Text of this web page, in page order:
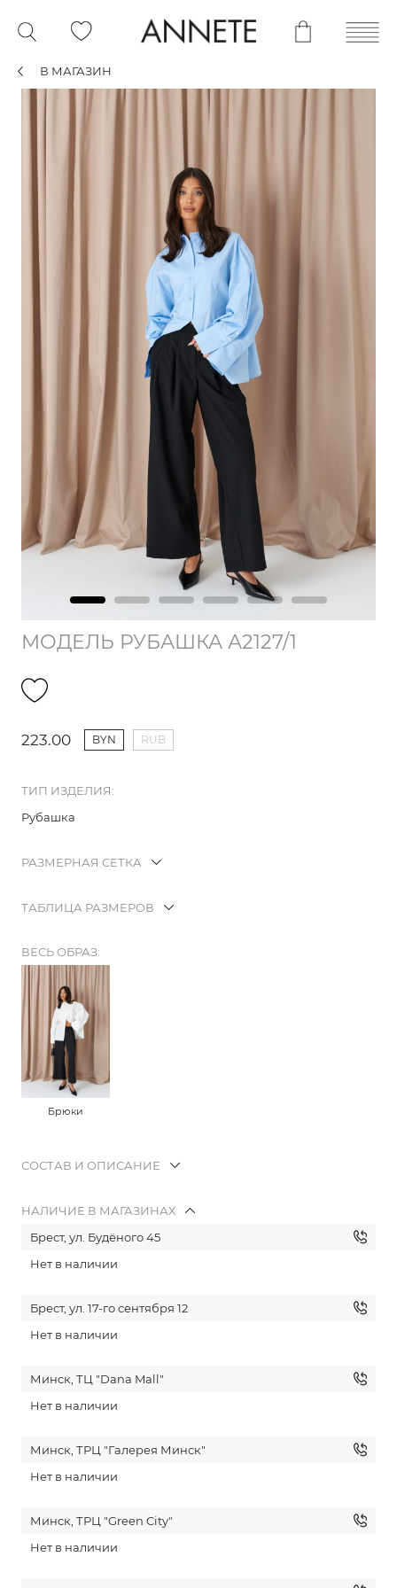
В МАГАЗИН
МОДЕЛЬ РУБАШКА А2127/1
223.00 BYN RUB
ТИП ИЗДЕЛИЯ:
Рубашка
РАЗМЕРНАЯ СЕТКА
ТАБЛИЦА РАЗМЕРОВ
ВЕСЬ ОБРАЗ:
Брюки
СОСТАВ И ОПИСАНИЕ
НАЛИЧИЕ В МАГАЗИНАХ
Брест, ул. Будёного 45
Нет в наличии
Брест, ул. 17-го сентября 12
Нет в наличии
Минск, ТЦ "Dana Mall"
Нет в наличии
Минск, ТРЦ "Галерея Минск"
Нет в наличии
Минск, ТРЦ "Green City"
Нет в наличии